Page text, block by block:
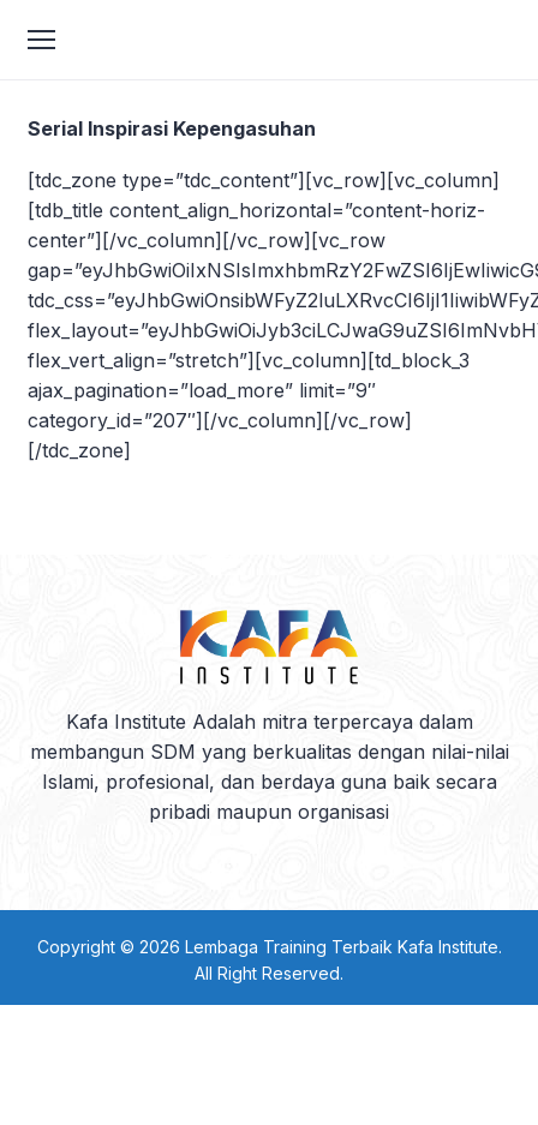
Serial Inspirasi Kepengasuhan
[tdc_zone type=”tdc_content”][vc_row][vc_column]
[tdb_title content_align_horizontal=”content-horiz-
center”][/vc_column][/vc_row][vc_row
flex_vert_align=”stretch”][vc_column][td_block_3
ajax_pagination=”load_more” limit=”9″
category_id=”207″][/vc_column][/vc_row]
[/tdc_zone]
Kafa Institute Adalah mitra terpercaya dalam
membangun SDM yang berkualitas dengan nilai-nilai
Islami, profesional, dan berdaya guna baik secara
pribadi maupun organisasi
Copyright © 2026 Lembaga Training Terbaik Kafa Institute.
All Right Reserved.